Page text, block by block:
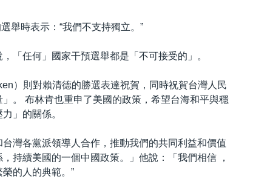
舉時表示：“我們不支持獨立。”
「任何」國家干預選舉都是「不可接受的」。
）則對賴清德的勝選表達祝賀，同時祝賀台灣人民
」。 布林肯也重申了美國的政策，希望台海和平與穩
」的關係。
灣各黨派領導人合作，推動我們的共同利益和價值
持續美國的一個中國政策。」他說：「我們相信 ，
的人的典範。”